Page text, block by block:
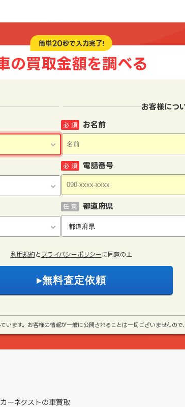
簡単20秒で入力完了!
の買取金額を調べる
お客様につ
お名前
必 須
電話番号
必 須
都道府県
任 意
利用規約 と プライバシーポリシー に同意の上
います。お客様の情報が一般に公開されることは一切ございませんの
カーネクストの車買取